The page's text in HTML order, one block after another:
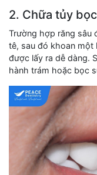
2. Chữa tủy
Trường hợp răng sâu
tê, sau đó khoan một
được lấy ra dễ dàng.
hành trám hoặc bọc